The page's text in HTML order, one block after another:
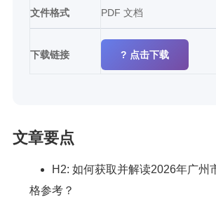
文件格式 PDF 文档
下载链接 ? 点击下载
文章要点
H2: 如何获取并解读2026年广州
格参考？